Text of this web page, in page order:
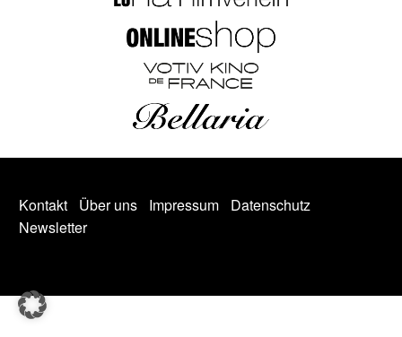
Kontakt Über uns Impressum
Datenschutz
Newsletter